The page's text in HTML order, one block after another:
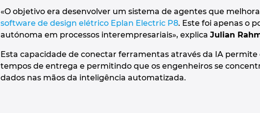
«O objetivo era desenvolver um sistema de agentes que
software de design elétrico Eplan Electric P8. Este foi apenas o
autónoma em processos interempresariais», explica Julian
Esta capacidade de conectar ferramentas através da IA
tempos de entrega e permitindo que os engenheiros se
dados nas mãos da inteligência automatizada.